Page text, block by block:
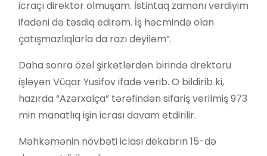
icraçı direktor olmuşam. İstintaq zamanı verdiyim
ifadəni də təsdiq edirəm. İş həcmində olan
çatışmazlıqlarla da razı deyiləm”.
Daha sonra özəl şirkətlərdən birində drektoru
işləyən Vüqar Yusifov ifadə verib. O bildirib ki,
hazırda “Azərxalça” tərəfindən sifariş verilmiş 973
min manatlıq işin icrası davam etdirilir.
Məhkəmənin növbəti iclası dekabrın 15-də